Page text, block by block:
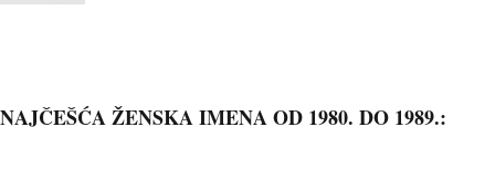
NAJČEŠĆA ŽENSKA IMENA OD 1980. DO 1989.: